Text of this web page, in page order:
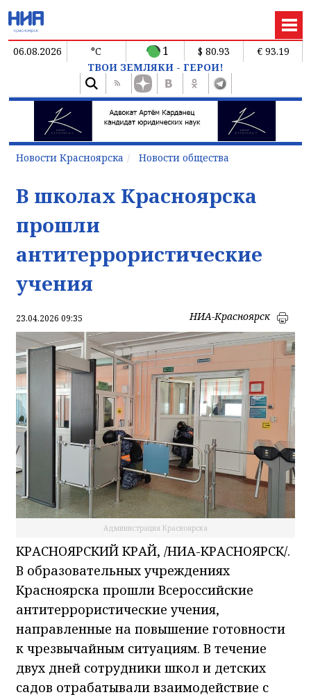
06.08.2026 °C 1 $ 80.93
€ 93.19
ТВОИ ЗЕМЛЯКИ - ГЕРОИ!
Новости Красноярска Новости общества
В школах Красноярска
прошли
антитеррористические
учения
23.04.2026 09:35 НИА-Красноярск
Администрация Красноярска
КРАСНОЯРСКИЙ КРАЙ, /НИА-КРАСНОЯРСК/.
В образовательных учреждениях
Красноярска прошли Всероссийские
антитеррористические учения,
направленные на повышение готовности
к чрезвычайным ситуациям. В течение
двух дней сотрудники школ и детских
садов отрабатывали взаимодействие с